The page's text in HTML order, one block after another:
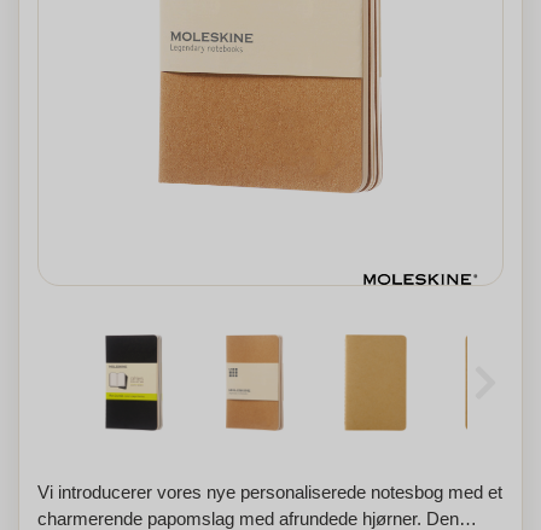
Vi introducerer vores nye personaliserede notesbog med et
charmerende papomslag med afrundede hjørner. Den